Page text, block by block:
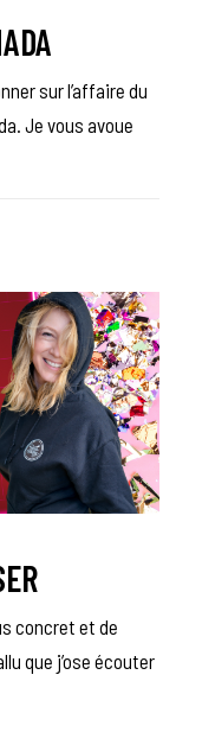
sur l’affaire du
Je vous avoue
concret et de
que j’ose écouter